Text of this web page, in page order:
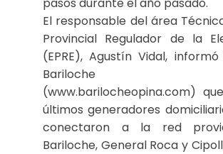
El responsable del área
Provincial Regulador de la
(EPRE), Agustín Vidal,
Bariloche
(www.barilocheopina.com)
últimos generadores
conectaron a la red
Bariloche, General Roca y